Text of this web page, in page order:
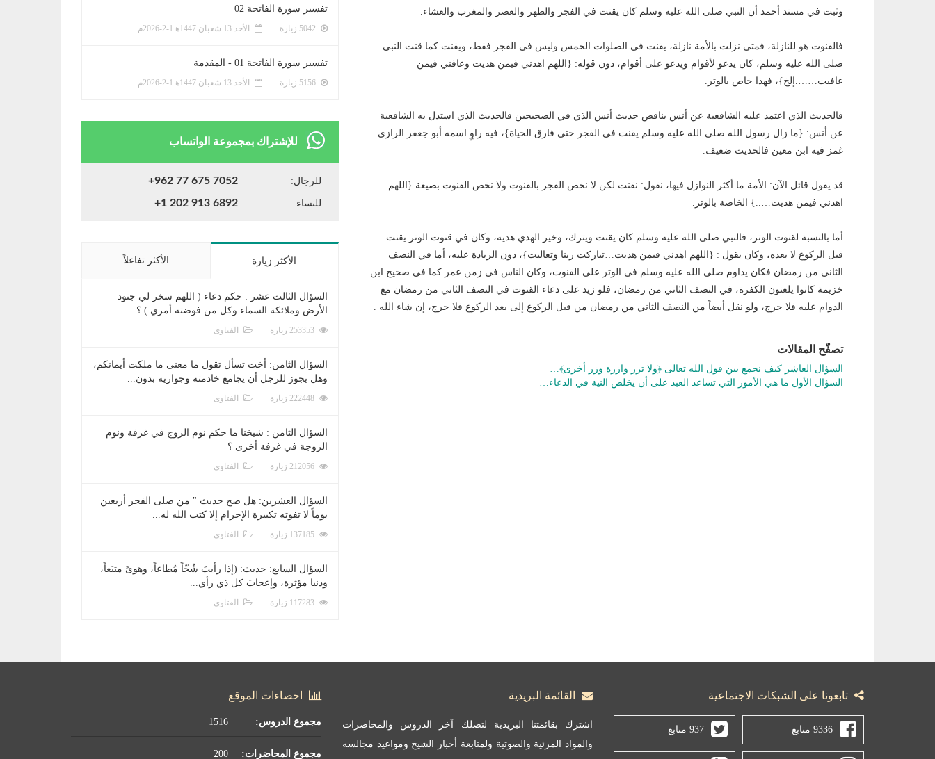
وثبت في مسند أحمد أن النبي صلى الله عليه وسلم كان يقنت في الفجر والظهر والعصر والمغرب والعشاء.
فالقنوت هو للنازلة، فمتى نزلت بالأمة نازلة، يقنت في الصلوات الخمس وليس في الفجر فقط، ويقنت كما قنت النبي
صلى الله عليه وسلم، كان يدعو لأقوام ويدعو على أقوام، دون قوله: {اللهم اهدني فيمن هديت وعافني فيمن
عافيت…….إلخ}، فهذا خاص بالوتر.
فالحديث الذي اعتمد عليه الشافعية عن أنس يناقض حديث أنس الذي في الصحيحين فالحديث الذي استدل به الشافعية
عن أنس: {ما زال رسول الله صلى الله عليه وسلم يقنت في الفجر حتى فارق الحياة}، فيه راوٍ اسمه أبو جعفر الرازي
غمز فيه ابن معين فالحديث ضعيف.
قد يقول قائل الآن: الأمة ما أكثر النوازل فيها، نقول: نقنت لكن لا نخص الفجر بالقنوت ولا نخص القنوت بصيغة {اللهم
اهدني فيمن هديت…..} الخاصة بالوتر.
أما بالنسبة لقنوت الوتر، فالنبي صلى الله عليه وسلم كان يقنت ويترك، وخير الهدي هديه، وكان في قنوت الوتر يقنت
قبل الركوع لا بعده، وكان يقول : {اللهم اهدني فيمن هديت…تباركت ربنا وتعاليت}، دون الزيادة عليه، أما في النصف
الثاني من رمضان فكان يداوم صلى الله عليه وسلم في الوتر على القنوت، وكان الناس في زمن عمر كما في صحيح ابن
خزيمة كانوا يلعنون الكفرة، في النصف الثاني من رمضان، فلو زيد على دعاء القنوت في النصف الثاني من رمضان مع
الدوام عليه فلا حرج، ولو نقل أيضاً من النصف الثاني من رمضان من قبل الركوع إلى بعد الركوع فلا حرج، إن شاء الله .
تصفّح المقالات
السؤال العاشر كيف نجمع بين قول الله تعالى ﴿ولا تزر وازرة وزر أخرىٰ﴾…
السؤال الأول ما هي الأمور التي تساعد العبد على أن يخلص النية في الدعاء…
تفسير سورة الفاتحة 02
الأحد 13 شعبان 1447ﻫ 1-2-2026م
تفسير سورة الفاتحة 01 - المقدمة
الأحد 13 شعبان 1447ﻫ 1-2-2026م
للإشتراك بمجموعة الواتساب
للرجال: +962 77 675 7052
للنساء: +1 202 913 6892
الأكثر زيارة الأكثر تفاعلاً
السؤال الثالث عشر : حكم دعاء ( اللهم سخر لي جنود
الأرض وملائكة السماء وكل من فوضته أمري ) ؟
الفتاوى
السؤال الثامن: أخت تسأل تقول ما معنى ما ملكت أيمانكم،
وهل يجوز للرجل أن يجامع خادمته وجواريه بدون...
الفتاوى
السؤال الثامن : شيخنا ما حكم نوم الزوج في غرفة ونوم
الزوجة في غرفة أخرى ؟
الفتاوى
السؤال العشرين: هل صح حديث " من صلى الفجر أربعين
يوماً لا تفوته تكبيرة الإحرام إلا كتب الله له...
الفتاوى
السؤال السابع: حديث: (إذا رأيتَ شُحّاً مُطاعاً، وهوىً متبَعاً،
ودنيا مؤثرة، وإعجابَ كل ذي رأي...
الفتاوى
تابعونا على الشبكات الاجتماعية
9336 متابع 937 متابع
القائمة البريدية
اشترك بقائمتنا البريدية لتصلك آخر الدروس والمحاضرات
والمواد المرئية والصوتية ولمتابعة أخبار الشيخ ومواعيد مجالسه
احصاءات الموقع
مجموع الدروس:
مجموع المحاضرات: